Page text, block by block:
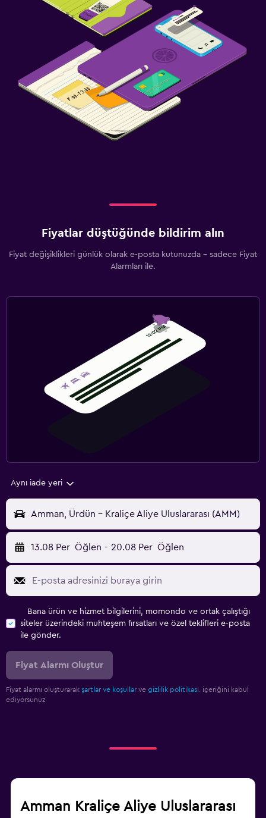
Fiyatlar düştüğünde bildirim alın
Fiyat değişiklikleri günlük olarak e-posta kutunuzda - sadece Fiyat
Alarmları ile.
Aynı iade yeri
Amman, Ürdün - Kraliçe Aliye Uluslararası (AMM)
13.08 Per Öğlen - 20.08 Per Öğlen
Bana ürün ve hizmet bilgilerini, momondo ve ortak çalıştığı
siteler üzerindeki muhteşem fırsatları ve özel teklifleri e-posta
ile gönder.
Fiyat Alarmı Oluştur
Fiyat alarmı oluşturarak şartlar ve koşullar ve gizlilik politikası. içeriğini kabul
ediyorsunuz
Amman Kraliçe Aliye Uluslararası